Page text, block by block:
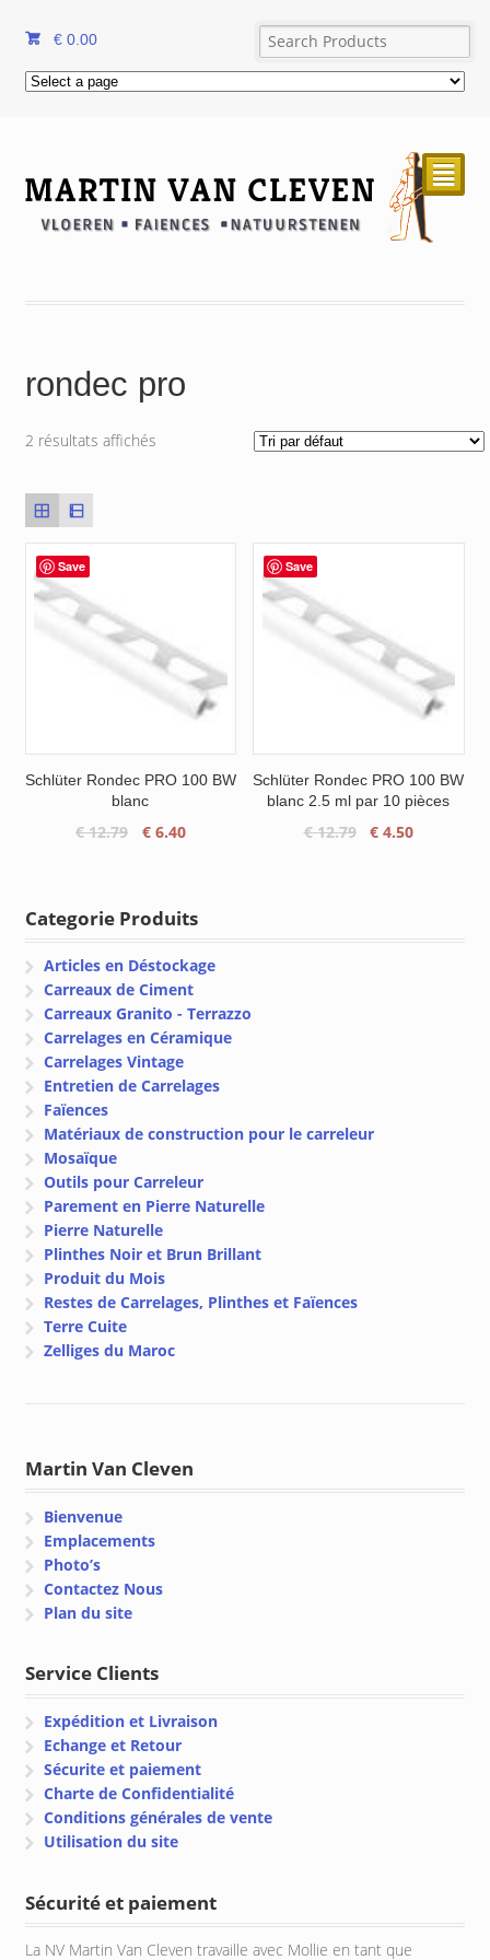
€ 0.00
²
rondec pro
2 résultats affichés
Save
Schlüter Rondec PRO 100 BW
blanc
€12.79
Le
€ 12.79.
€6.40Le
€ 6.40.
Save
Schlüter Rondec PRO 100 BW
blanc 2.5 ml par 10 pièces
€12.79
Le
€ 4.50Le
Categorie Produits
Articles en Déstockage
Carreaux de Ciment
Carreaux Granito - Terrazzo
Carrelages en Céramique
Carrelages Vintage
Entretien de Carrelages
Faïences
Matériaux de construction pour le carreleur
Mosaïque
Outils pour Carreleur
Parement en Pierre Naturelle
Pierre Naturelle
Plinthes Noir et Brun Brillant
Produit du Mois
Restes de Carrelages, Plinthes et Faïences
Terre Cuite
Zelliges du Maroc
Martin Van Cleven
Bienvenue
Emplacements
Photo’s
Contactez Nous
Plan du site
Service Clients
Expédition et Livraison
Echange et Retour
Sécurite et paiement
Charte de Confidentialité
Conditions générales de vente
Utilisation du site
Sécurité et paiement
La NV Martin Van Cleven travaille avec Mollie en tant que